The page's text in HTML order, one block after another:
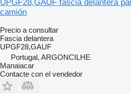
UPGF28,GAUF fascia delantera
camión
Precio a consultar
Fascia delantera
UPGF28,GAUF
Portugal, ARGONCILHE
Manaiacar
Contacte con el vendedor